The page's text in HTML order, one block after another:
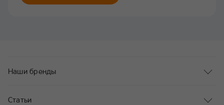
Наши бренды
Статьи